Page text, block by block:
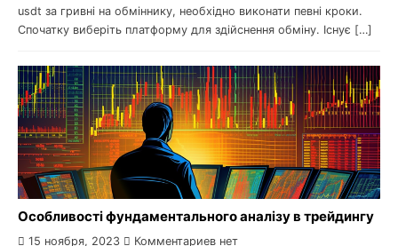
usdt за гривні на обміннику, необхідно виконати певні кроки.
Спочатку виберіть платформу для здійснення обміну. Існує […]
Особливості фундаментального аналізу в трейдингу
15 ноября, 2023 Комментариев нет